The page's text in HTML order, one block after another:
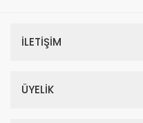
İLETİŞİM
ÜYELİK